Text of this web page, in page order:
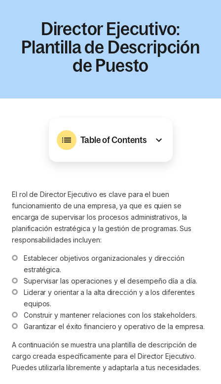
Director Ejecutivo:
Plantilla de Descripción
de Puesto
Table of Contents
El rol de Director Ejecutivo es clave para el buen
funcionamiento de una empresa, ya que es quien se
encarga de supervisar los procesos administrativos, la
planificación estratégica y la gestión de programas. Sus
responsabilidades incluyen:
Establecer objetivos organizacionales y dirección
estratégica.
Supervisar las operaciones y el desempeño día a día.
Liderar y orientar a la alta dirección y a los diferentes
equipos.
Construir y mantener relaciones con los stakeholders.
Garantizar el éxito financiero y operativo de la empresa.
A continuación se muestra una plantilla de descripción de
cargo creada específicamente para el Director Ejecutivo.
Puedes utilizarla libremente y adaptarla a tus necesidades.